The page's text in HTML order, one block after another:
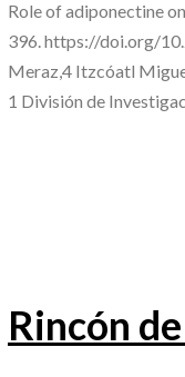
Role of adiponectine
396. https://doi.org/
Meraz,4 Itzcóatl
1 División de
Rincón